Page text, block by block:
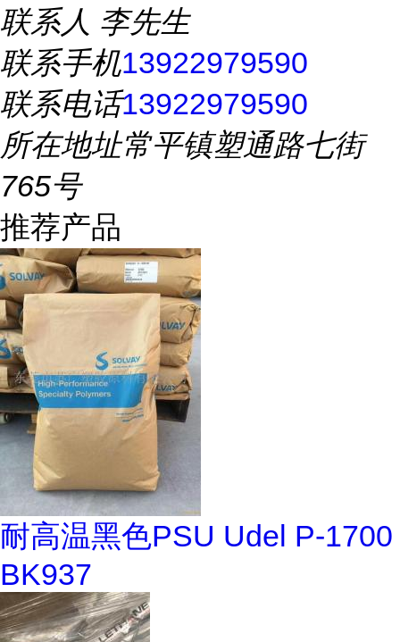
联系人 李先生
联系手机13922979590
联系电话13922979590
所在地址常平镇塑通路七街
765号
推荐产品
耐高温黑色PSU Udel P-1700
BK937